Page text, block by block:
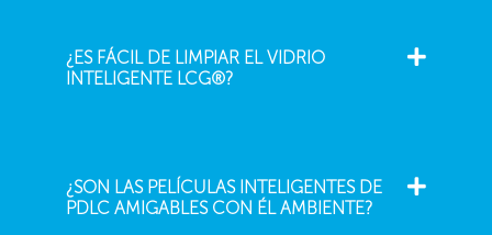
¿ES FÁCIL DE LIMPIAR EL VIDRIO
INTELIGENTE LCG®?
¿SON LAS PELÍCULAS INTELIGENTES DE
PDLC AMIGABLES CON ÉL AMBIENTE?